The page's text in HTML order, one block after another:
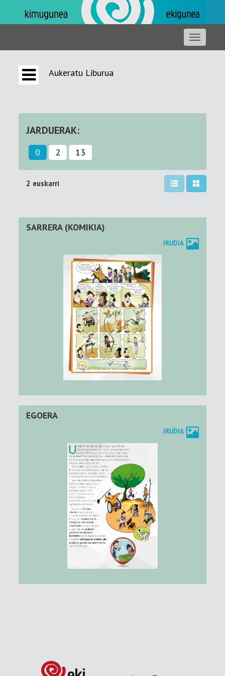
Aukeratu Liburua
JARDUERAK:
0 2 13
2 euskarri
SARRERA (KOMIKIA)
IRUDIA
EGOERA
IRUDIA